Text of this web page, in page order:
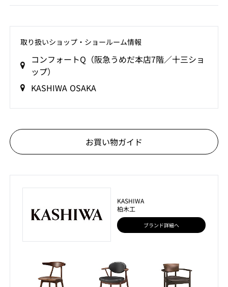
取り扱いショップ‧ショールーム情報
コンフォートQ（阪急うめだ本店7階／十三ショ
ップ）
KASHIWA OSAKA
お買い物ガイド
KASHIWA
柏木工
ブランド詳細へ